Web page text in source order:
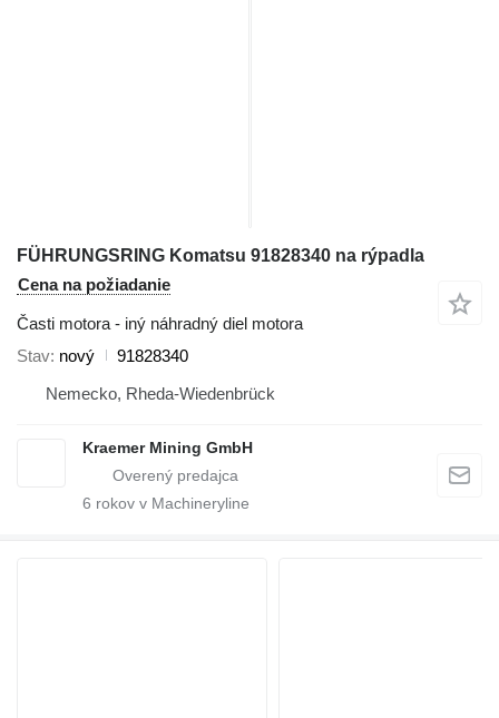
FÜHRUNGSRING Komatsu 91828340 na rýpadla
Cena na požiadanie
Časti motora - iný náhradný diel motora
Stav nový
91828340
Nemecko, Rheda-Wiedenbrück
Kraemer Mining GmbH
6 rokov v Machineryline